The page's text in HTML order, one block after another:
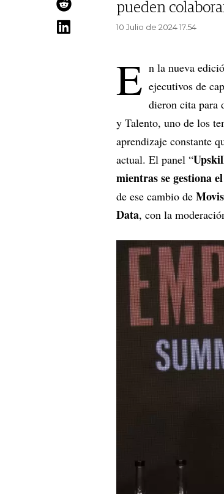
pueden
10 Julio de 2024 17.54
E n la nueva
ejecutivos de
dieron cita para
y Talento, uno de los
aprendizaje constante
actual. El panel “
mientras se gestiona
de ese cambio de
Data, con la